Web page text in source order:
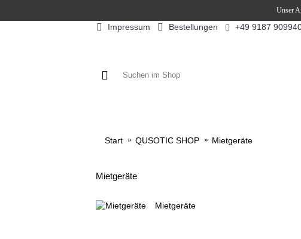
Unser
Impressum Bestellungen +49 9187
Start QUSOTIC SHOP Mietgeräte
Mietgeräte
Mietgeräte